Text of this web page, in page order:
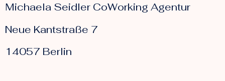
Michaela Seidler CoWorking Agentur
Neue Kantstraße 7
14057 Berlin